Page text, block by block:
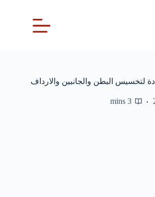
لتخسيس البطن والجانبين والارداف
3 mins